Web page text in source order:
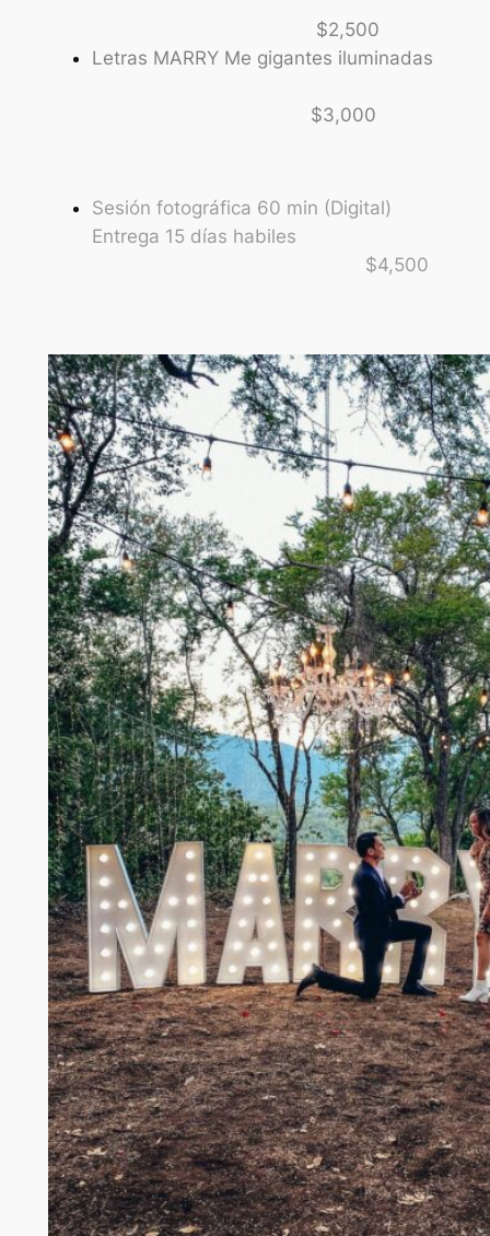
$2,500
Letras MARRY Me gigantes iluminadas
$3,000
Sesión fotográfica 60 min (Digital)
Entrega 15 días habiles
$4,500